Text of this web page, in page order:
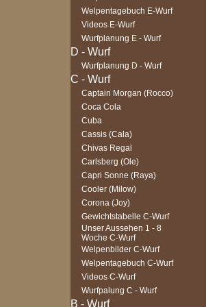
Welpentagebuch E-Wurf
Videos E-Wurf
Wurfplanung E - Wurf
Wurfplanung D - Wurf
Captain Morgan (Rocco)
Coca Cola
Cuba
Cassis (Cala)
Chivas Regal
Carlsberg (Ole)
Capri Sonne (Raya)
Cooler (Milow)
Corona (Joy)
Gewichtstabelle C-Wurf
Unser Aussehen 1 - 8
Woche C-Wurf
Welpenbilder C-Wurf
Welpentagebuch C-Wurf
Videos C-Wurf
Wurfpalung C - Wurf